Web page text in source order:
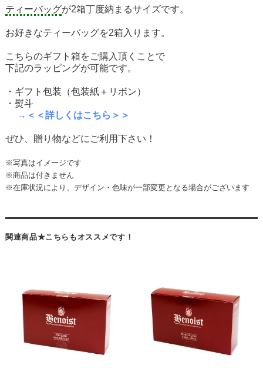
ティーバッグが2箱丁度納まるサイズです。
お好きなティーバッグを2箱入ります。
こちらのギフト箱をご購入頂くことで
下記のラッピングが可能です。
・ギフト包装（包装紙＋リボン）
・熨斗
→＜＜詳しくはこちら＞＞
ぜひ、贈り物などにご利用下さい！
※写真はイメージです
※商品は付きません
※在庫状況により、デザイン・色味が一部変更となる場合がございます
関連商品★こちらもオススメです！